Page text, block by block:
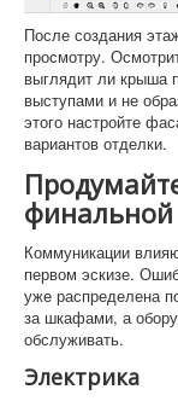
После создания
просмотру.
выглядит ли крыша
выступами и не
этого настройте
вариантов отделки.
Коммуникации
первом эскизе.
уже распределена
за шкафами, а
обслуживать.
Электрика